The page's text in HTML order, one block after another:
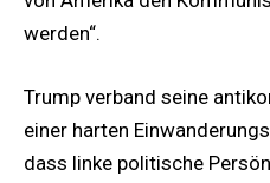
werden“.
Trump verband seine
einer harten
dass linke politische